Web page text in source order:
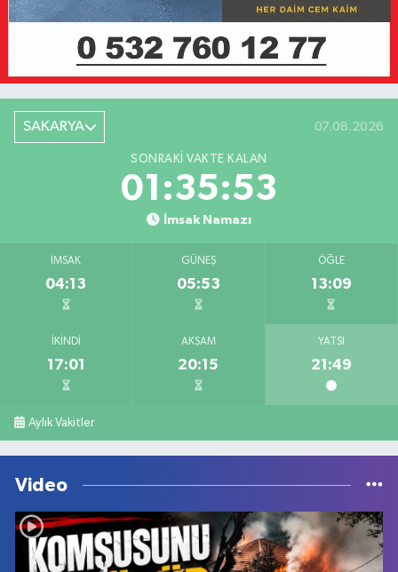
SAKARYA 07.08.2026
SONRAKI VAKTE KALAN
01:35:53
İmsak Namazı
İMSAK
04:13
GÜNEŞ
05:53
ÖĞLE
13:09
İKINDI
17:01
AKŞAM
20:15
YATSI
21:49
Aylık Vakitler
Video